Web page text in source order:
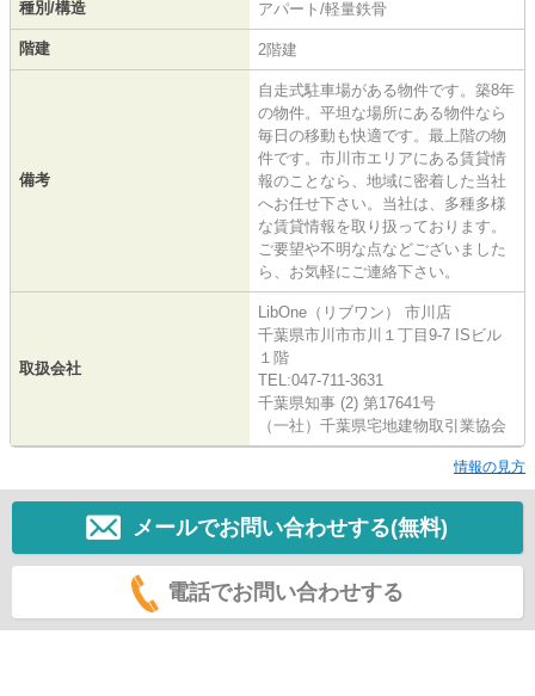
種別/構造 アパート/軽量鉄骨
階建 2階建
備考
自走式駐車場がある物件です。築8年
の物件。平坦な場所にある物件なら
毎日の移動も快適です。最上階の物
件です。市川市エリアにある賃貸情
報のことなら、地域に密着した当社
へお任せ下さい。当社は、多種多様
な賃貸情報を取り扱っております。
ご要望や不明な点などございました
ら、お気軽にご連絡下さい。
取扱会社
LibOne（リブワン） 市川店
千葉県市川市市川１丁目9-7 ISビル
１階
TEL:047-711-3631
千葉県知事 (2) 第17641号
（一社）千葉県宅地建物取引業協会
情報の見方
メールでお問い合わせする(無料)
電話でお問い合わせする